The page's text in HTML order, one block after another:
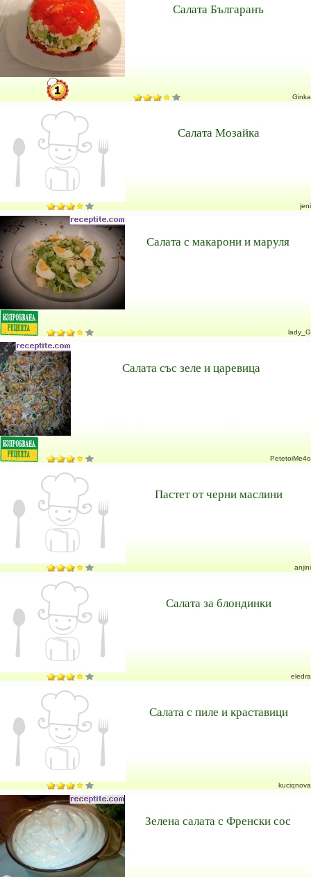
Салата Българанъ
Ginka
Салата Мозайка
jeni
Салата с макарони и маруля
lady_G
Салата със зеле и царевица
PetetoiMe4o
Пастет от черни маслини
anjini
Салата за блондинки
eledra
Салата с пиле и краставици
kuciqnova
Зелена салата с Френски сос